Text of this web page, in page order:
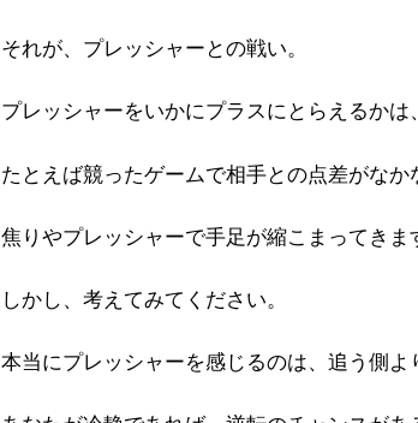
それが、プレッシャーとの戦い。
プレッシャーをいかにプラスにとらえるかは
たとえば競ったゲームで相手との点差がなか
焦りやプレッシャーで手足が縮こまってきま
しかし、考えてみてください。
本当にプレッシャーを感じるのは、追う側よ